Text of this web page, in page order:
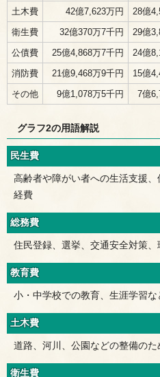
土木費
42億7,623万円 28億
衛生費
32億370万7千円 29億
公債費
25億4,868万7千円 24億
消防費
21億9,468万9千円 15億
その他
9億1,078万5千円 7億
グラフ2の用語解説
民生費
高齢者や障がい者への生活支援
経費
総務費
住民登録、選挙、交通安全対策
教育費
小・中学校での教育、生涯学習な
土木費
道路、河川、公園などの整備のた
衛生費